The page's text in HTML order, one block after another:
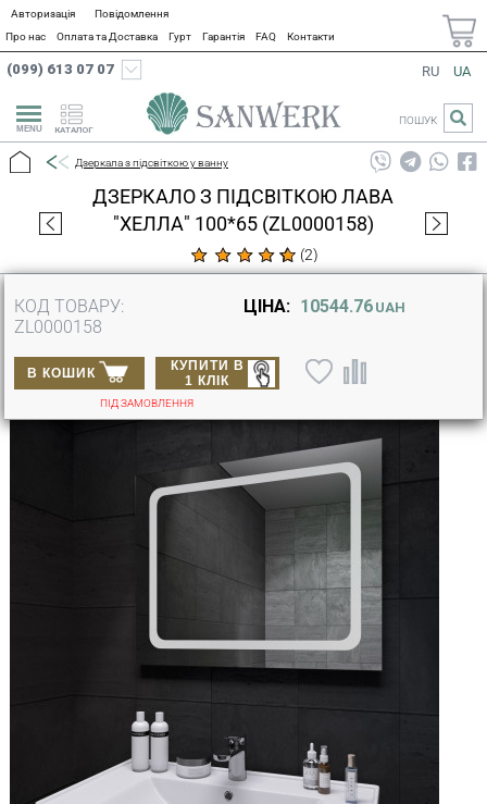
Авторизація
Повідомлення
Про нас
Оплата та Доставка Гурт Гарантія FAQ Контакти
(099) 613 07 07
КАТАЛОГ
RU UA
ПОШУК
Дзеркала з підсвіткою у ванну
ДЗЕРКАЛО З ПІДСВІТКОЮ ЛАВА
"ХЕЛЛА" 100*65 (ZL0000158)
(2)
КОД ТОВАРУ:
ZL0000158
ЦІНА: 10544.76 UAH
В КОШИК
КУПИТИ В
1 КЛІК
ПІД ЗАМОВЛЕННЯ